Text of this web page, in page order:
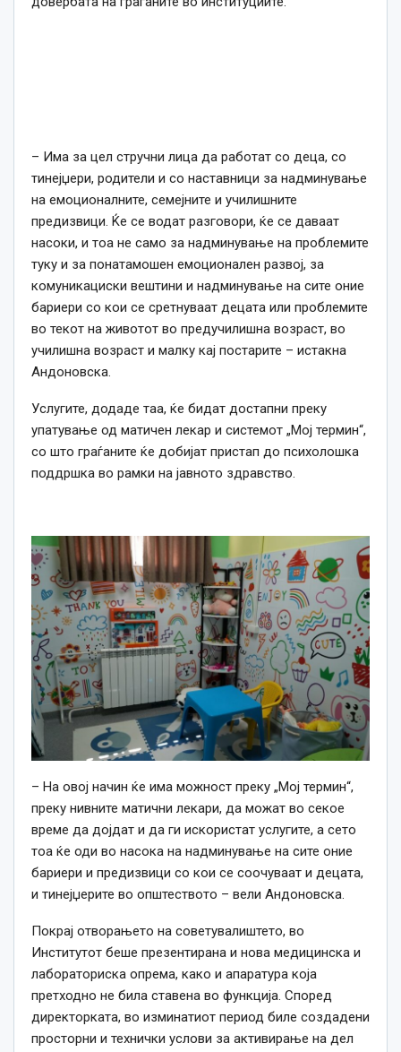
– Има за цел стручни лица да работат со деца, со
тинејџери, родители и со наставници за надминување
на емоционалните, семејните и училишните
предизвици. Ќе се водат разговори, ќе се даваат
насоки, и тоа не само за надминување на проблемите
туку и за понатамошен емоционален развој, за
комуникациски вештини и надминување на сите оние
бариери со кои се сретнуваат децата или проблемите
во текот на животот во предучилишна возраст, во
училишна возраст и малку кај постарите – истакна
Андоновска.
Услугите, додаде таа, ќе бидат достапни преку
упатување од матичен лекар и системот „Мој термин“,
со што граѓаните ќе добијат пристап до психолошка
поддршка во рамки на јавното здравство.
– На овој начин ќе има можност преку „Мој термин“,
преку нивните матични лекари, да можат во секое
време да дојдат и да ги искористат услугите, а сето
тоа ќе оди во насока на надминување на сите оние
бариери и предизвици со кои се соочуваат и децата,
и тинејџерите во општеството – вели Андоновска.
Покрај отворањето на советувалиштето, во
Институтот беше презентирана и нова медицинска и
лабораториска опрема, како и апаратура која
претходно не била ставена во функција. Според
директорката, во изминатиот период биле создадени
просторни и технички услови за активирање на дел